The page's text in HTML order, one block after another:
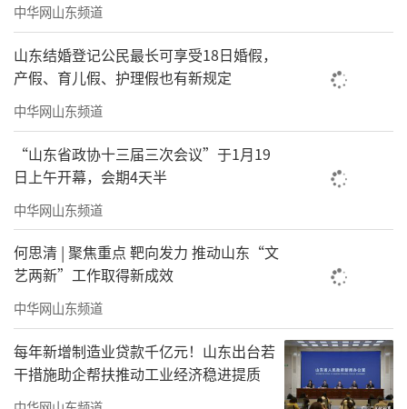
月28日消息，日前，中共中央决定：张国清同
志不再兼任辽宁省委书记、常委、委员职务，
郝鹏同志任辽宁省委委员、常委、书记。
（来源：新黄河客户端综合）
中华网山东频道
山东结婚登记公民最长可享受18日婚假，
产假、育儿假、护理假也有新规定
中华网山东频道
“山东省政协十三届三次会议”于1月19
日上午开幕，会期4天半
中华网山东频道
何思清 | 聚焦重点 靶向发力 推动山东“文
艺两新”工作取得新成效
中华网山东频道
每年新增制造业贷款千亿元！山东出台若
干措施助企帮扶推动工业经济稳进提质